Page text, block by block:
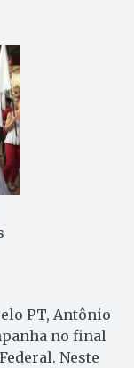
PT, Antônio
no final
Neste